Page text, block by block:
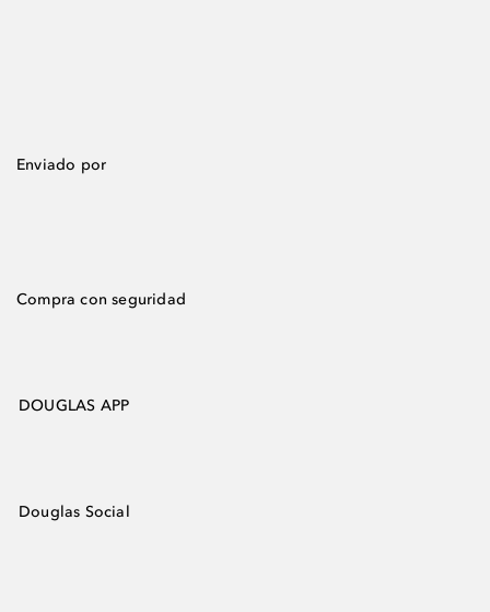
Enviado por
Compra con seguridad
DOUGLAS APP
Douglas Social